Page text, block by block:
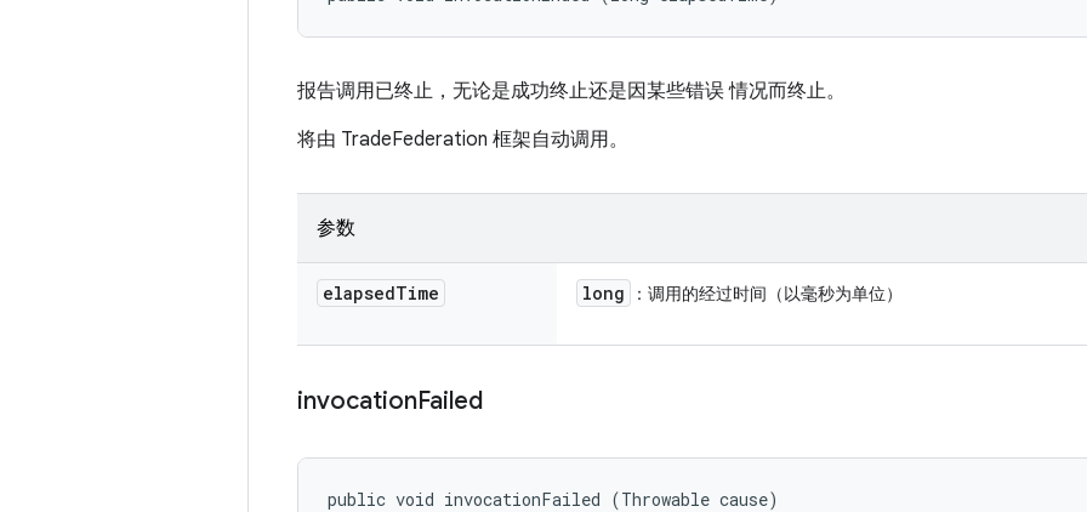
报告调用已终止，无论是成功终止还是因某些错误 情况而终止。
将由 TradeFederation 框架自动调用。
参数
elapsedTime long ：调用的经过时间（以毫秒为单位）
invocationFailed
public void invocationFailed (Throwable cause)